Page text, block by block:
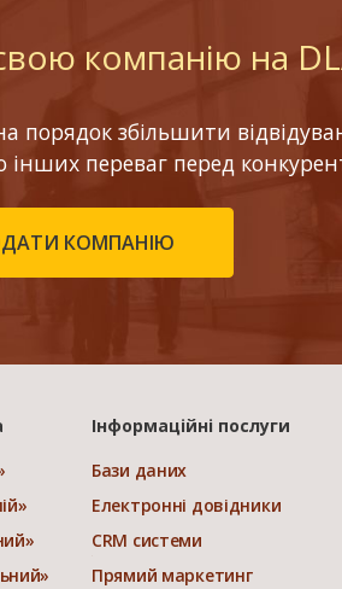
компанію на
збільшити
інших переваг перед
КОМПАНІЮ
Інформаційні послуги
Бази даних
Електронні довідники
CRM системи
Прямий маркетинг